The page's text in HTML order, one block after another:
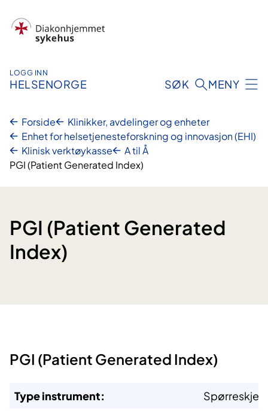
innhold
LOGG INN
HELSENORGE SØK MENY
Forside
Klinikker, avdelinger og enheter
Enhet for helsetjenesteforskning og innovasjon (EHI)
Klinisk verktøykasse
A til Å
PGI (Patient Generated Index)
PGI (Patient Generated
Index)
PGI (Patient Generated Index)
Type instrument: